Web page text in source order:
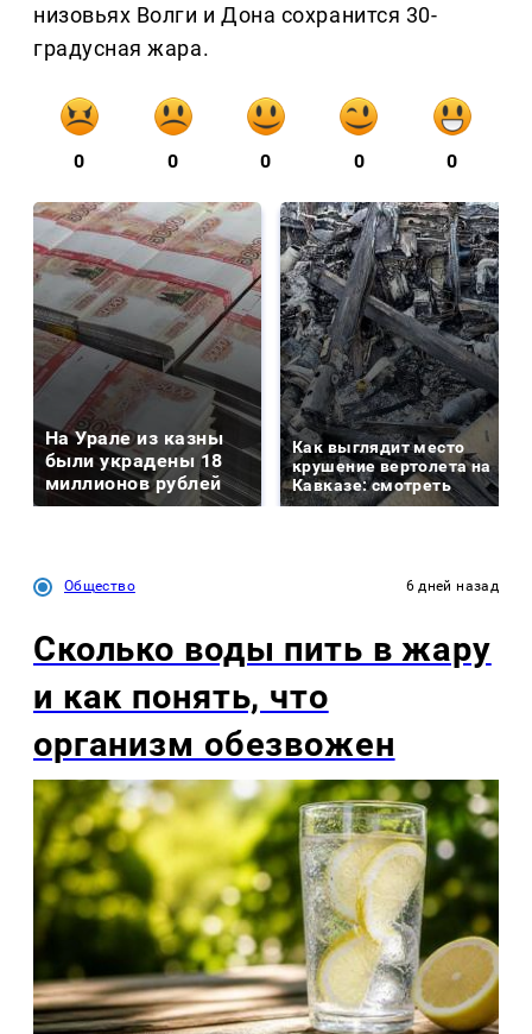
низовьях Волги и Дона сохранится 30-
градусная жара.
0 0 0 0 0
На Урале из казны
были украдены 18
миллионов рублей
Как выглядит место
крушение вертолета на
Кавказе: смотреть
Общество 6 дней назад
Сколько воды пить в жару
и как понять, что
организм обезвожен